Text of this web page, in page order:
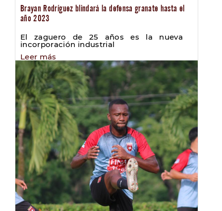
Brayan Rodríguez blindará la defensa granate hasta el
año 2023
El zaguero de 25 años es la nueva
incorporación industrial
Leer más